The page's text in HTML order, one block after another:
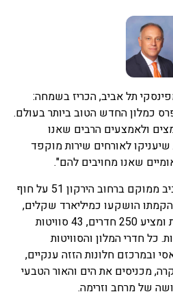
תל אביב, הכריז בשמחה:
כמלון החדש הטוב ביותר בעולם.
ולאמצעים הרבים שאנו
לאורחים שירות מוקפד
שאנו מחויבים להם".
מלון דיויד קמפינסקי תל אביב ממוקם ברחוב הירקון 51 על חוף
הושקעו כמיליארד שקלים,
מתנשא לגובה של 34 קומות ומציע 250 חדרים, 43 סוויטות
מיוחדות. כל חדרי המלון והסוויטות
ובמרכזם חלונות הזזה ענקיים,
מכניסים את הים והאור הטבעי
של מרחב וזרימה.